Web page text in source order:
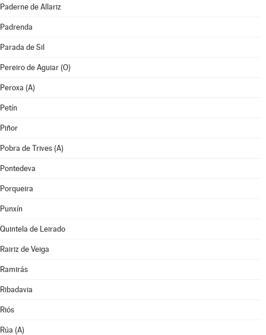
Paderne de Allariz
Padrenda
Parada de Sil
Pereiro de Aguiar (O)
Peroxa (A)
Petín
Piñor
Pobra de Trives (A)
Pontedeva
Porqueira
Punxín
Quintela de Leirado
Rairiz de Veiga
Ramirás
Ribadavia
Riós
Rúa (A)